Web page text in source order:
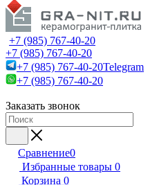
+7 (985) 767-40-20
+7 (985) 767-40-20
+7 (985) 767-40-20Telegram
+7 (985) 767-40-20
Заказать звонок
Сравнение0
Избранные товары 0
Корзина 0